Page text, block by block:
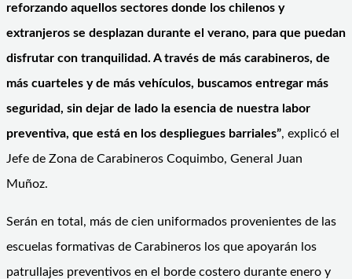
reforzando aquellos sectores donde los chilenos y
extranjeros se desplazan durante el verano, para que puedan
disfrutar con tranquilidad. A través de más carabineros, de
más cuarteles y de más vehículos, buscamos entregar más
seguridad, sin dejar de lado la esencia de nuestra labor
preventiva, que está en los despliegues barriales”, explicó el
Jefe de Zona de Carabineros Coquimbo, General Juan
Muñoz.
Serán en total, más de cien uniformados provenientes de las
escuelas formativas de Carabineros los que apoyarán los
patrullajes preventivos en el borde costero durante enero y